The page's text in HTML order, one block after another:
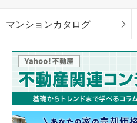
マンションカタログ